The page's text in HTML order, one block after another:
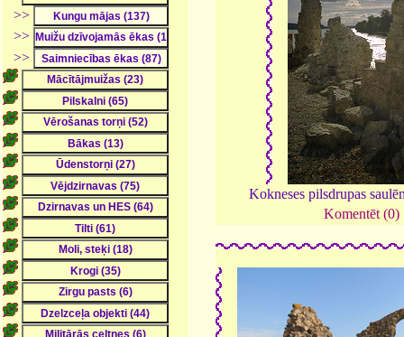
>>
>>
>>
Kokneses pilsdrupas
Komentēt (0)